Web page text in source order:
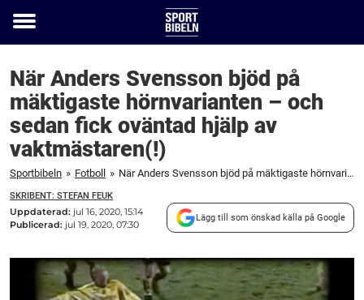
Toggle
När Anders Svensson bjöd på
mäktigaste hörnvarianten – och
sedan fick oväntad hjälp av
vaktmästaren(!)
Sportbibeln » Fotboll » När Anders Svensson bjöd på mäktigaste hörnvarianten – och sedan fick oväntad hjälp av vaktmästaren(!)
SKRIBENT: STEFAN FEUK
Uppdaterad: jul 16, 2020, 15:14
Publicerad: jul 19, 2020, 07:30
Lägg till som önskad källa på Google